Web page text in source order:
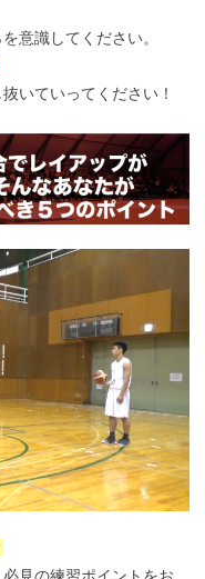
意識してください。
いていってください！